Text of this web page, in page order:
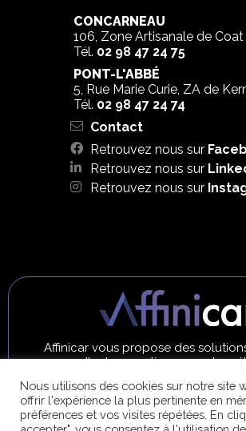
CONCARNEAU
106, Zone Artisanale de
Tél. 02 98 47 24 75
PONT-L'ABBÉ
5, Rue Marie Curie, ZA de
Tél. 02 98 47 24 74
Contact
Retrouvez nous sur
Retrouvez nous sur
Retrouvez nous sur
Affinicar vous propose des
d'autogarantie pour votre
EN SAVOIR PLUS
Nous utilisons des cookies sur notre site
offrir l'expérience la plus pertinente en
préférences et vos visites répétées. En